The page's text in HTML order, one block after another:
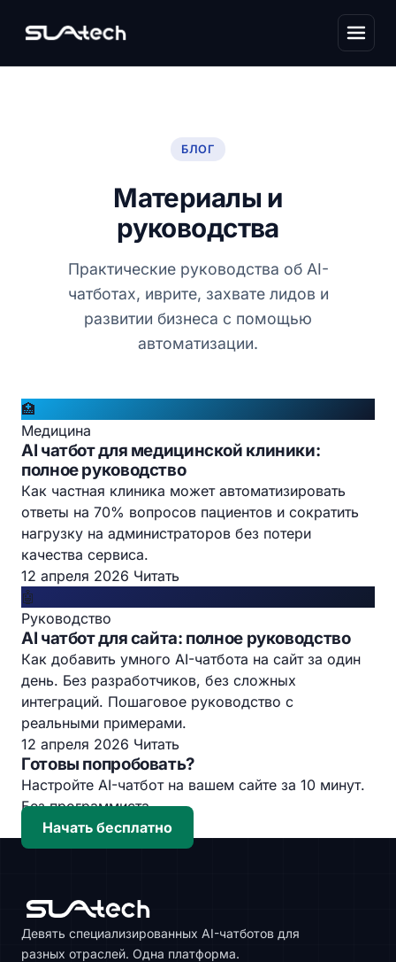
БЛОГ
Материалы и
руководства
Практические руководства об AI-
чатботах, иврите, захвате лидов и
развитии бизнеса с помощью
автоматизации.
🏥
Медицина
AI чатбот для медицинской клиники:
полное руководство
Как частная клиника может автоматизировать
ответы на 70% вопросов пациентов и сократить
нагрузку на администраторов без потери
качества сервиса.
12 апреля 2026 Читать
🤖
Руководство
AI чатбот для сайта: полное руководство
Как добавить умного AI-чатбота на сайт за один
день. Без разработчиков, без сложных
интеграций. Пошаговое руководство с
реальными примерами.
12 апреля 2026 Читать
Готовы попробовать?
Настройте AI-чатбот на вашем сайте за 10 минут.
Без программиста.
Начать бесплатно
Девять специализированных AI-чатботов для
разных отраслей. Одна платформа.